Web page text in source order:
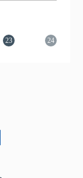
23 24